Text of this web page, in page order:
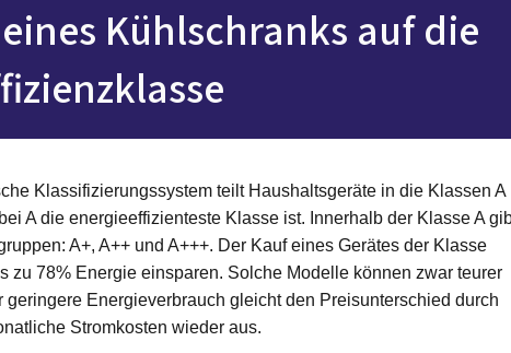
Kühlschranks auf die
Klassifizierungssystem teilt Haushaltsgeräte in die Klassen A
A die energieeffizienteste Klasse ist. Innerhalb der Klasse A
A+, A++ und A+++. Der Kauf eines Gerätes der Klasse
zu 78% Energie einsparen. Solche Modelle können zwar teurer
geringere Energieverbrauch gleicht den Preisunterschied durch
Stromkosten wieder aus.